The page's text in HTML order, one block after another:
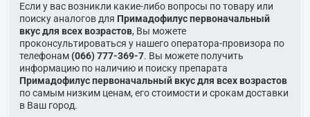
Если у вас возникли какие-либо вопросы по товару или
поиску аналогов для Примадофилус первоначальный
вкус для всех возрастов, Вы можете
проконсультироваться у нашего оператора-провизора по
телефонам (066) 777-369-7. Вы можете получить
информацию по наличию и поиску препарата
Примадофилус первоначальный вкус для всех возрастов
по самым низким ценам, его стоимости и срокам доставки
в Ваш город.